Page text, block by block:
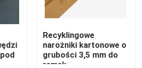
klejąca
Recyklingowe
narożniki kartonowe o
grubości 3,5 mm do
ramek